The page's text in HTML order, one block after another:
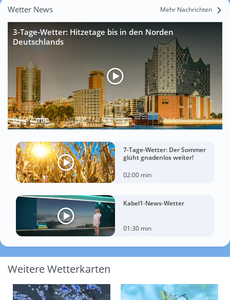
Wetter News Mehr Nachrichten
3-Tage-Wetter: Hitzetage bis in den Norden
Deutschlands
01:37 min
7-Tage-Wetter: Der Sommer
glüht gnadenlos weiter!
02:00 min
Kabel1-News-Wetter
01:30 min
Weitere Wetterkarten